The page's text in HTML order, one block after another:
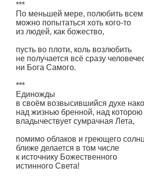
***
По меньшей мере, полюбить
можно попытаться хоть кого-то
из людей, как божество,
пусть во плоти, коль возлюбить
не получается всё сразу
ни Бога Самого.
***
Единожды
в своём возвысившийся духе
над жизнью бренной, над которою
владычествует сумрачная Лета,
помимо облаков и греющего
ближе делается в том числе
к источнику Божественного
истинного Света!